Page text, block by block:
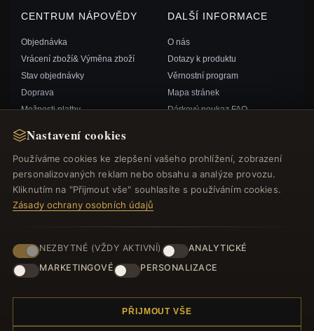
Nastavení cookies
Používáme cookies ke zlepšení vašeho prohlížení, zobrazení
personalizovaných reklam nebo obsahu a analýze provozu.
Kliknutím na "Přijmout vše" souhlasíte s používáním cookies.
Zásady ochrany osobních údajů
NEZBYTNÉ (VŽDY AKTIVNÍ)
ANALYTICKÉ
MARKETINGOVÉ
PERSONALIZACE
PŘIJMOUT VŠE
CENTRUM NÁPOVĚDY
Objednávka
Vrácení zboží& Výměna zboží
Stav objednávky
Doprava
Možnosti platby
Kontaktujte nás
DALŠÍ INFORMACE
O nás
Dotazy k produktu
Věrnostní program
Mapa stránek
Dárkový poukaz FAQ
RYCHLÉ ODKAZY
Nové produkty
Speciální nabídky
Blog
Recenze
Přihlásit se
SLEDUJTE NÁS